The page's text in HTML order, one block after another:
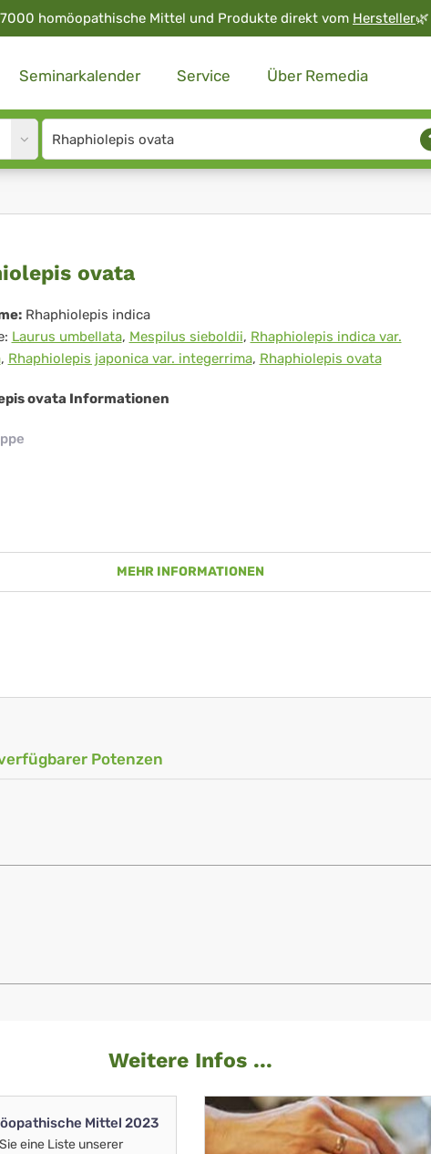
homöopathische Mittel und Produkte direkt vom Hersteller🌿
Seminarkalender Service Über Remedia
Site
search
ovata
Rhaphiolepis indica
Laurus umbellata, Mespilus sieboldii, Rhaphiolepis indica var.
, Rhaphiolepis japonica var. integerrima, Rhaphiolepis ovata
ovata Informationen
MEHR INFORMATIONEN
Potenzen
Weitere Infos ...
Mittel 2023
eine Liste unserer